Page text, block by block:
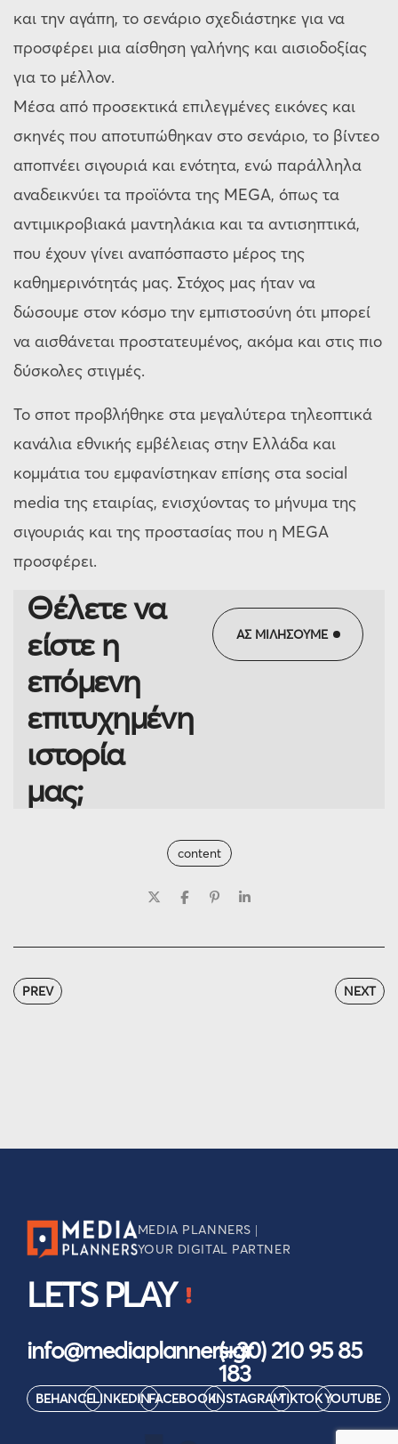
και την αγάπη, το σενάριο σχεδιάστηκε για να
προσφέρει μια αίσθηση γαλήνης και αισιοδοξίας
για το μέλλον.
Μέσα από προσεκτικά επιλεγμένες εικόνες και
σκηνές που αποτυπώθηκαν στο σενάριο, το βίντεο
αποπνέει σιγουριά και ενότητα, ενώ παράλληλα
αναδεικνύει τα προϊόντα της MEGA, όπως τα
αντιμικροβιακά μαντηλάκια και τα αντισηπτικά,
που έχουν γίνει αναπόσπαστο μέρος της
καθημερινότητάς μας. Στόχος μας ήταν να
δώσουμε στον κόσμο την εμπιστοσύνη ότι μπορεί
να αισθάνεται προστατευμένος, ακόμα και στις πιο
δύσκολες στιγμές.
Το σποτ προβλήθηκε στα μεγαλύτερα τηλεοπτικά
κανάλια εθνικής εμβέλειας στην Ελλάδα και
κομμάτια του εμφανίστηκαν επίσης στα social
media της εταιρίας, ενισχύοντας το μήνυμα της
σιγουριάς και της προστασίας που η MEGA
προσφέρει.
Θέλετε να
είστε η
επόμενη
επιτυχημένη
ιστορία
μας;
ΑΣ ΜΙΛΗΣΟΥΜΕ
content
PREV NEXT
MEDIA PLANNERS |
YOUR DIGITAL PARTNER
LETS PLAY
info@mediaplanners.gr(+30) 210 95 85
183
BEHANCELINKEDINFACEBOOKINSTAGRAMTIKTOKYOUTUBE